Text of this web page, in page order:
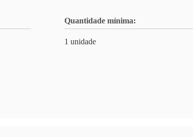
Quantidade mínima:
1 unidade